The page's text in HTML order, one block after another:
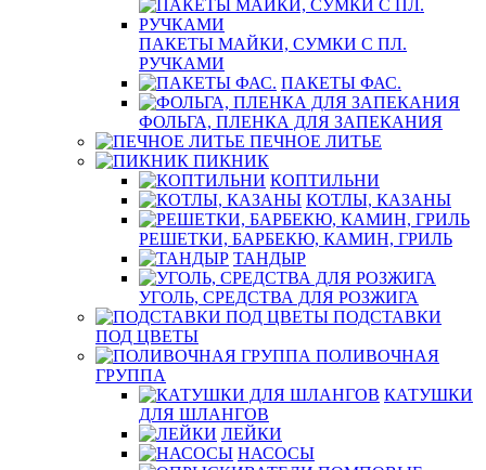
ПАКЕТЫ МАЙКИ, СУМКИ С ПЛ.
РУЧКАМИ
ПАКЕТЫ ФАС.
ФОЛЬГА, ПЛЕНКА ДЛЯ ЗАПЕКАНИЯ
ПЕЧНОЕ ЛИТЬЕ
ПИКНИК
КОПТИЛЬНИ
КОТЛЫ, КАЗАНЫ
РЕШЕТКИ, БАРБЕКЮ, КАМИН, ГРИЛЬ
ТАНДЫР
УГОЛЬ, СРЕДСТВА ДЛЯ РОЗЖИГА
ПОДСТАВКИ
ПОД ЦВЕТЫ
ПОЛИВОЧНАЯ
ГРУППА
КАТУШКИ
ДЛЯ ШЛАНГОВ
ЛЕЙКИ
НАСОСЫ